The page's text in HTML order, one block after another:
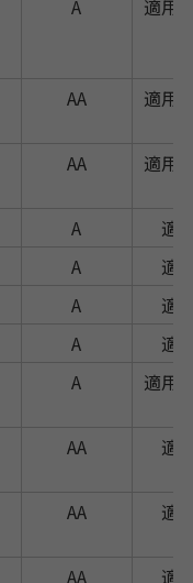
A 適用
AA 適用
AA 適用
A
適
A
適
A
適
A
適
A 適用
AA 適
AA 適
AA
適